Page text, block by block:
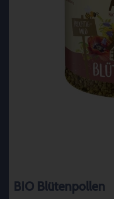
BIO Blütenpollen